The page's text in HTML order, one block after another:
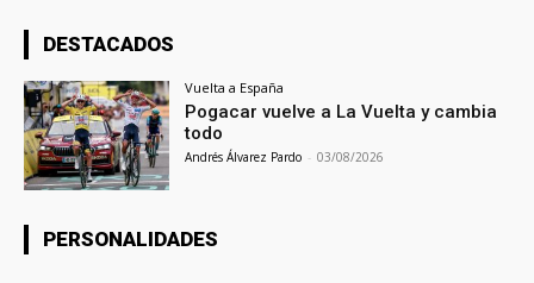
DESTACADOS
Vuelta a España
Pogacar vuelve a La Vuelta y cambia
todo
Andrés Álvarez Pardo - 03/08/2026
PERSONALIDADES